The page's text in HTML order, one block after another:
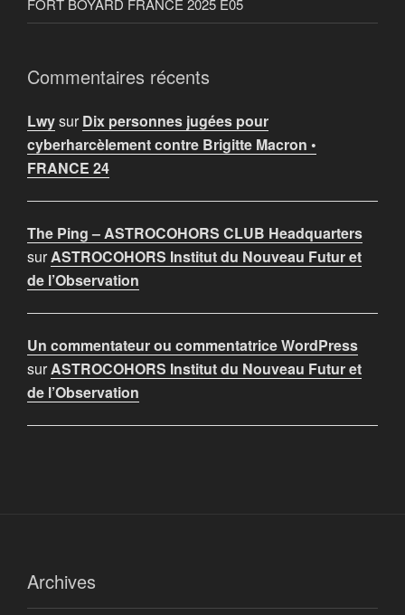
FORT BOYARD FRANCE 2025 E05
Commentaires récents
LwysurDix personnes jugées pour
cyberharcèlement contre Brigitte Macron •
FRANCE 24
The Ping – ASTROCOHORS CLUB Headquarters
surASTROCOHORS Institut du Nouveau Futur et
de l’Observation
Un commentateur ou commentatrice WordPress
surASTROCOHORS Institut du Nouveau Futur et
de l’Observation
Archives